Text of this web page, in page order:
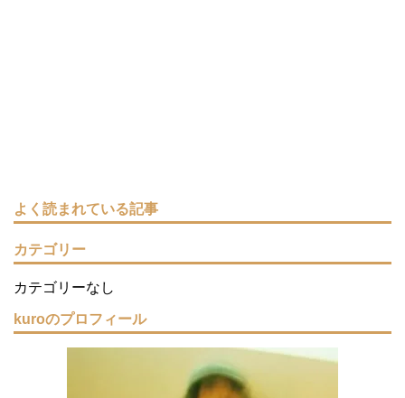
よく読まれている記事
カテゴリー
カテゴリーなし
kuroのプロフィール